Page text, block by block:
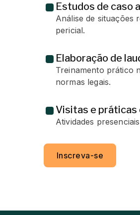
Estudos de caso
Análise de situações
pericial.
Elaboração de
Treinamento prático
normas legais.
Visitas e práticas
Atividades
Inscreva-se